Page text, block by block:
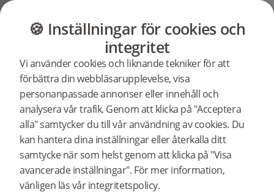
MÖBLER BUTIK OUTLET
🍪 Inställningar för cookies och
integritet
Vi använder cookies och liknande tekniker för att
förbättra din webbläsarupplevelse, visa
personanpassade annonser eller innehåll och
analysera vår trafik. Genom att klicka på "Acceptera
alla" samtycker du till vår användning av cookies. Du
kan hantera dina inställningar eller återkalla ditt
samtycke när som helst genom att klicka på "Visa
avancerade inställningar". För mer information,
vänligen läs vår integritetspolicy.
Sök efter
support för
en specifik
produkt
345023 Woodura Planks BRUNNBY 3.0 XXL
Support Produktsupport Woodura Planks 3.0 - Hårdvaxolja
Support för Woodura Planks
BRUNNBY 3.0 XXL
Läggningsanvisning